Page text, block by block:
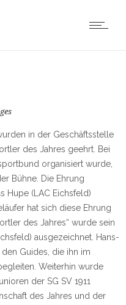
in der Geschäftsstelle
des Jahres geehrt. Bei
organisiert wurde,
Bühne. Die Ehrung
Hupe (LAC Eichsfeld)
hat sich diese Ehrung
des Jahres“ wurde sein
ausgezeichnet. Hans-
Guides, die ihn im
Weiterhin wurde
der SG SV 1911
des Jahres und der